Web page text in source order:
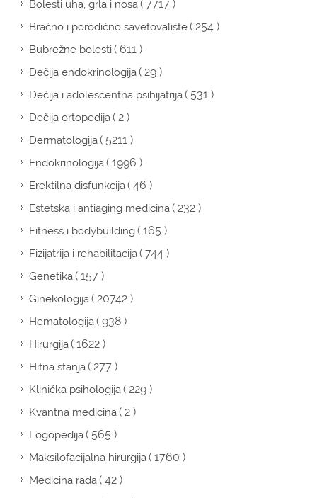
Bolesti uha, grla i nosa( 7717 )
Bračno i porodično savetovalište( 254 )
Bubrežne bolesti( 611 )
Dečija endokrinologija( 29 )
Dečija i adolescentna psihijatrija( 531 )
Dečija ortopedija( 2 )
Dermatologija( 5211 )
Endokrinologija( 1996 )
Erektilna disfunkcija( 46 )
Estetska i antiaging medicina( 232 )
Fitness i bodybuilding( 165 )
Fizijatrija i rehabilitacija( 744 )
Genetika( 157 )
Ginekologija( 20742 )
Hematologija( 938 )
Hirurgija( 1622 )
Hitna stanja( 277 )
Klinička psihologija( 229 )
Kvantna medicina( 2 )
Logopedija( 565 )
Maksilofacijalna hirurgija( 1760 )
Medicina rada( 42 )